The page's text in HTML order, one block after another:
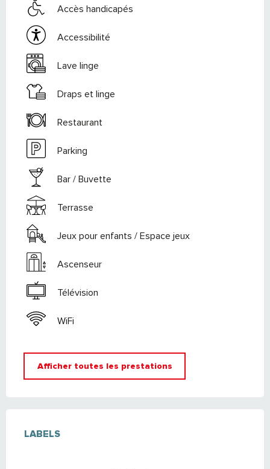
Accès handicapés
Accessibilité
Lave linge
Draps et linge
Restaurant
Parking
Bar / Buvette
Terrasse
Jeux pour enfants / Espace jeux
Ascenseur
Télévision
WiFi
Afficher toutes les prestations
LABELS
LABELS